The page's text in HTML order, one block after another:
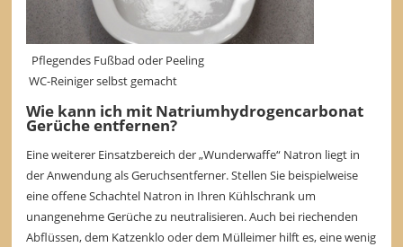
Pflegendes Fußbad oder Peeling
WC-Reiniger selbst gemacht
Wie kann ich mit Natriumhydrogencarbonat
Gerüche entfernen?
Eine weiterer Einsatzbereich der „Wunderwaffe“ Natron liegt in
der Anwendung als Geruchsentferner. Stellen Sie beispielweise
eine offene Schachtel Natron in Ihren Kühlschrank um
unangenehme Gerüche zu neutralisieren. Auch bei riechenden
Abflüssen, dem Katzenklo oder dem Mülleimer hilft es, eine wenig